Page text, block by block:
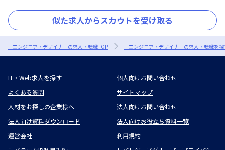
似た求人からスカウトを受け取る
ITエンジニア・デザイナーの求人・転職TOP ITエンジニア・デザイナーの求人・転職を
IT・Web求人を探す
個人向けお問い合わせ
よくある質問
サイトマップ
人材をお探しの企業様へ
法人向けお問い合わせ
法人向け資料ダウンロード
法人向けお役立ち資料一覧
運営会社
利用規約